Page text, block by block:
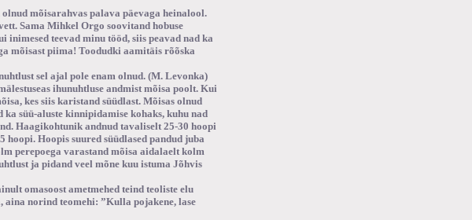
mõisarahvas palava päevaga heinalool.
Sama Mihkel Orgo soovitand hobuse
teevad minu tööd, siis peavad nad ka
mõisast piima! Toodudki aamitäis rõõska
sel ajal pole enam olnud. (M. Levonka)
ihunuhtluse andmist mõisa poolt. Kui
kes siis karistand süüdlast. Mõisas olnud
süü-aluste kinnipidamise kohaks, kuhu nad
Haagikohtunik andnud tavaliselt 25-30 hoopi
hoopi. Hoopis suured süüdlased pandud juba
perepoega varastand mõisa aidalaelt kolm
ja pidand veel mõne kuu istuma Jõhvis
omasoost ametmehed teind teoliste elu
norind teomehi: ”Kulla pojakene, lase